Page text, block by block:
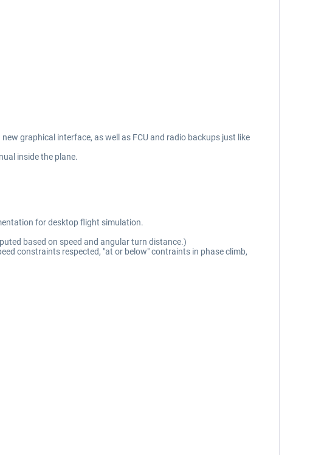
graphical interface, as well as FCU and radio backups just like
inside the plane.
for desktop flight simulation.
based on speed and angular turn distance.)
constraints respected, "at or below" contraints in phase climb,